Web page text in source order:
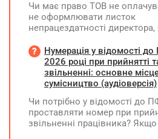
Чи має право ТОВ не
не оформлювати листок
непрацездатності директора,
збереження заробітної плати
призупинення діяльності
підприємства?
Нумерація у відомості
2026 році при прийнятті
звільненні: основне
сумісництво (аудіоверсія)
Чи потрібно у відомості до
проставляти номер при
звільненні працівника?